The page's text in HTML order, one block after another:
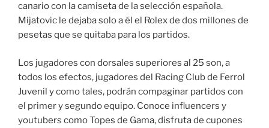
canario con la camiseta de la selección española.
Mijatovic le dejaba solo a él el Rolex de dos millones de
pesetas que se quitaba para los partidos.
Los jugadores con dorsales superiores al 25 son, a
todos los efectos, jugadores del Racing Club de Ferrol
Juvenil y como tales, podrán compaginar partidos con
el primer y segundo equipo. Conoce influencers y
youtubers como Topes de Gama, disfruta de cupones